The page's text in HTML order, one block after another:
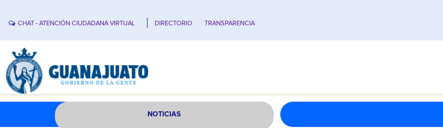
CHAT - ATENCIÓN CIUDADANA VIRTUAL DIRECTORIO TRANSPARENCIA
NOTICIAS